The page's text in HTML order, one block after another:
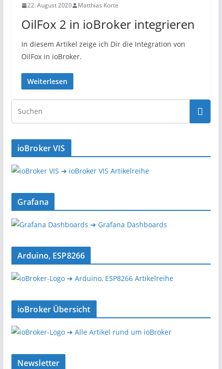
22. August 2020 Matthias Korte
OilFox 2 in ioBroker integrieren
In diesem Artikel zeige ich Dir die Integration von
OilFox in ioBroker.
Weiterlesen
ioBroker VIS
➔ ioBroker VIS Artikelreihe
Grafana
➔ Grafana Dashboards
Arduino, ESP8266
➔ Arduino, ESP8266 Artikelreihe
ioBroker Übersicht
➔ Alle Artikel rund um ioBroker
Newsletter